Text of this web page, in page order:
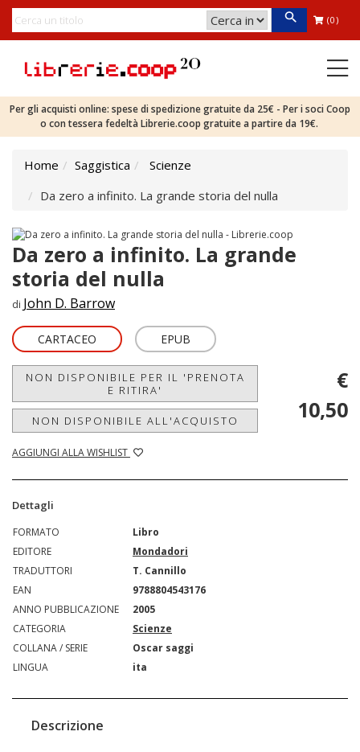
(0)
Per gli acquisti online: spese di spedizione gratuite da 25€ - Per i soci Coop
o con tessera fedeltà Librerie.coop gratuite a partire da 19€.
Home Saggistica
Scienze
Da zero a infinito. La grande storia del nulla
Da zero a infinito. La grande
storia del nulla
di John D. Barrow
CARTACEO EPUB
NON DISPONIBILE PER IL 'PRENOTA
E RITIRA'
NON DISPONIBILE ALL'ACQUISTO
AGGIUNGI ALLA WISHLIST
€
10,50
Dettagli
FORMATO
Libro
EDITORE
Mondadori
TRADUTTORI
T. Cannillo
EAN
9788804543176
ANNO PUBBLICAZIONE
2005
CATEGORIA
Scienze
COLLANA / SERIE
Oscar saggi
LINGUA
ita
Descrizione